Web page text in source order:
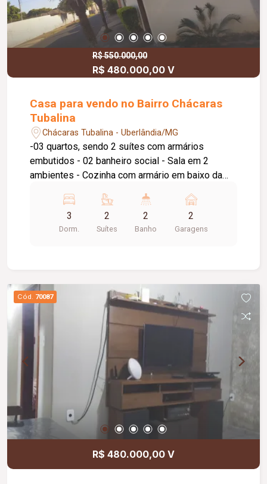
R$ 550.000,00
R$ 480.000,00 V
Casa para vendo no Bairro Chácaras
Tubalina
Chácaras Tubalina - Uberlândia/MG
-03 quartos, sendo 2 suítes com armários
embutidos - 02 banheiro social - Sala em 2
ambientes - Cozinha com armário em baixo da
goumert com churrasqueira - Garagem para 2
carros, descobertos (falta cobrir) - Amplo quintal,
com algumas frutas já produzindo ( limão tahiti,
3
Dorm.
2
Suítes
2
Banho
2
Garagens
Cód. 70087
R$ 480.000,00 V